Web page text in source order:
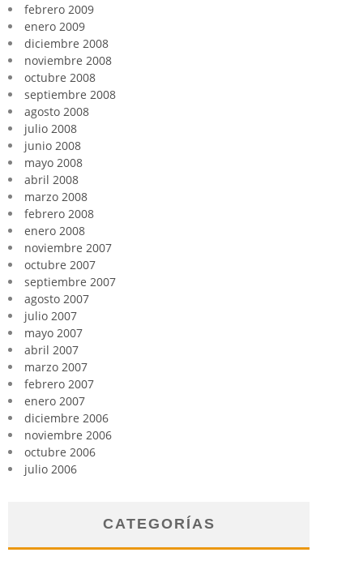
febrero 2009
enero 2009
diciembre 2008
noviembre 2008
octubre 2008
septiembre 2008
agosto 2008
julio 2008
junio 2008
mayo 2008
abril 2008
marzo 2008
febrero 2008
enero 2008
noviembre 2007
octubre 2007
septiembre 2007
agosto 2007
julio 2007
mayo 2007
abril 2007
marzo 2007
febrero 2007
enero 2007
diciembre 2006
noviembre 2006
octubre 2006
julio 2006
CATEGORÍAS